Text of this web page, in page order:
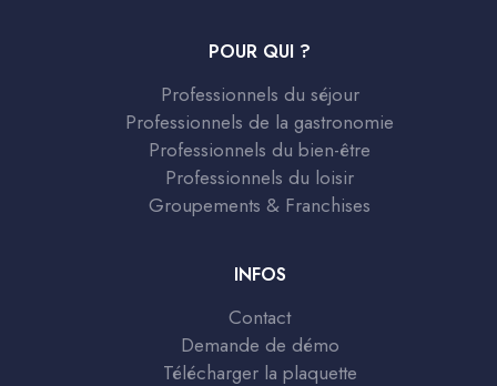
POUR QUI ?
Professionnels du séjour
Professionnels de la gastronomie
Professionnels du bien-être
Professionnels du loisir
Groupements & Franchises
INFOS
Contact
Demande de démo
Télécharger la plaquette